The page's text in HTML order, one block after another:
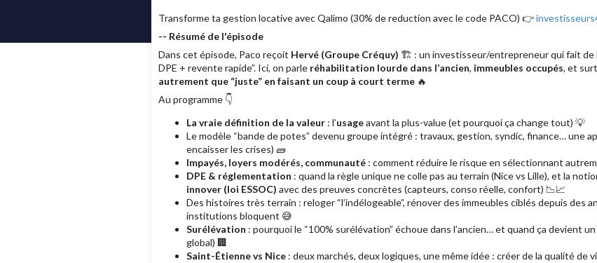
Transforme ta gestion locative avec Qalimo (30% de reduction avec le code PACO) 👉
-- Résumé de l'épisode
Dans cet épisode, Paco reçoit Hervé (Groupe Créquy) 🏗️ : un investisseur/entrepreneur qui fait de
DPE + revente rapide”. Ici, on parle réhabilitation lourde dans l’ancien, immeubles occupés, et
autrement que “juste” en faisant un coup à court terme🔥
Au programme 👇
La vraie définition de la valeur: l’usageavant la plus-value (et pourquoi ça change tout) 💡
Le modèle “bande de potes” devenu groupe intégré : travaux, gestion, syndic, finance… une
encaisser les crises) 🧱
Impayés, loyers modérés, communauté: comment réduire le risque en sélectionnant
DPE & réglementation : quand la règle unique ne colle pas au terrain (Nice vs Lille), et la
innover (loi ESSOC) avec des preuves concrètes (capteurs, conso réelle, confort) 📉📈
Des histoires très terrain : reloger “l’indélogeable”, rénover des immeubles ciblés depuis des
institutions bloquent 😅
Surélévation : pourquoi le “100% surélévation” échoue dans l’ancien… et quand ça devient
global) 🏢
Saint-Étienne vs Nice: deux marchés, deux logiques, une même idée : créer de la qualité de